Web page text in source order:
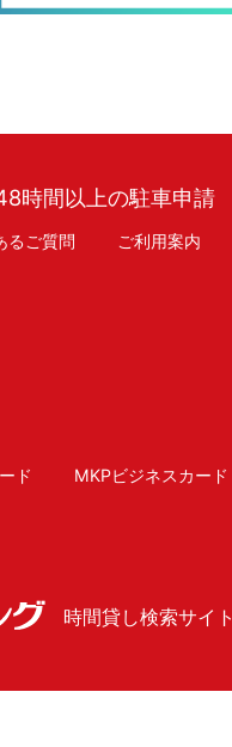
時間以上の駐車申請
るご質問 ご利用案内
ド MKPビジネスカード
時間貸し検索サイト